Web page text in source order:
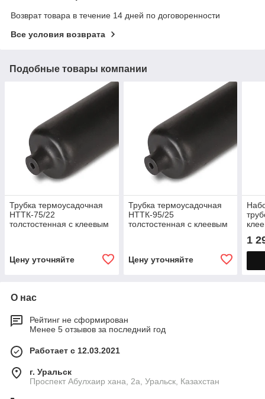
Возврат товара в течение 14 дней по договоренности
Все условия возврата
Подобные товары компании
Трубка термоусадочная
НТТК-75/22
толстостенная с клеевым
Цену уточняйте
Трубка термоусадочная
НТТК-95/25
толстостенная с клеевым
Цену уточняйте
1
О нас
Рейтинг не сформирован
Менее 5 отзывов за последний год
Работает с 12.03.2021
г. Уральск
Проспект Абулхаир хана, 2а, Уральск, Казахстан